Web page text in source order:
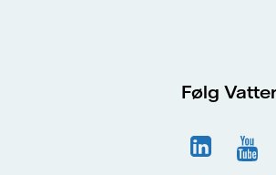
Følg